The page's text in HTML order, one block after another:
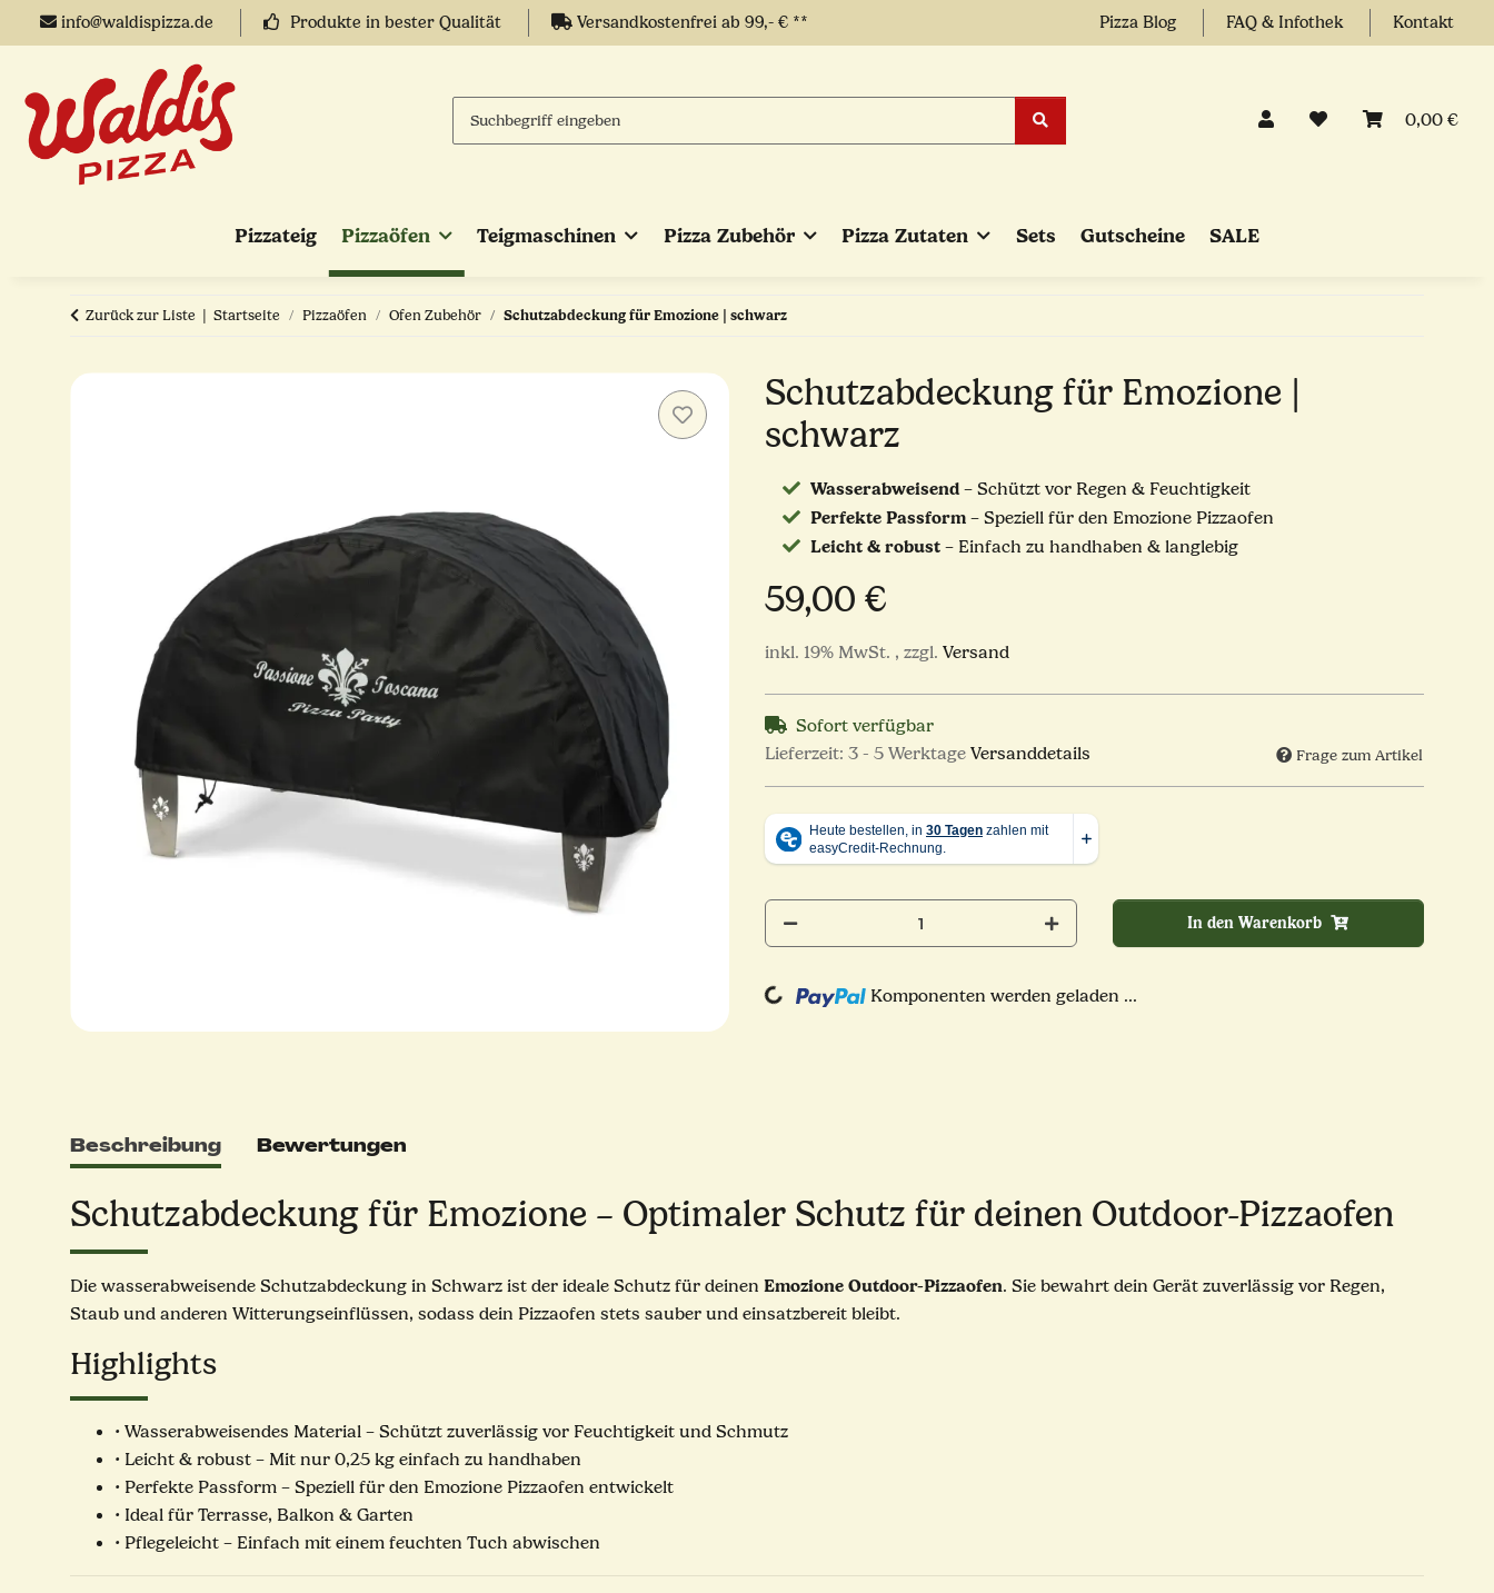
info@waldispizza.de Produkte in bester Qualität Versandkostenfrei ab 99,- € ** Pizza Blog FAQ & Infothek Kontakt
0,00 €
Pizzateig Pizzaöfen Teigmaschinen Pizza Zubehör Pizza Zutaten Sets Gutscheine SALE
Zurück zur Liste Startseite Pizzaöfen Ofen Zubehör Schutzabdeckung für Emozione | schwarz
Schutzabdeckung für Emozione |
schwarz
Wasserabweisend– Schützt vor Regen & Feuchtigkeit
Perfekte Passform– Speziell für den Emozione Pizzaofen
Leicht & robust– Einfach zu handhaben & langlebig
59,00 €
inkl. 19% MwSt. , zzgl. Versand
Sofort verfügbar
Lieferzeit: 3 - 5 Werktage Versanddetails Frage zum Artikel
In den Warenkorb
Loading... Komponenten werden geladen ...
Beschreibung Bewertungen
Schutzabdeckung für Emozione – Optimaler Schutz für deinen Outdoor-Pizzaofen
Die wasserabweisende Schutzabdeckung in Schwarz ist der ideale Schutz für deinen Emozione Outdoor-Pizzaofen. Sie bewahrt dein Gerät zuverlässig vor Regen,
Staub und anderen Witterungseinflüssen, sodass dein Pizzaofen stets sauber und einsatzbereit bleibt.
Highlights
• Wasserabweisendes Material – Schützt zuverlässig vor Feuchtigkeit und Schmutz
• Leicht & robust – Mit nur 0,25 kg einfach zu handhaben
• Perfekte Passform – Speziell für den Emozione Pizzaofen entwickelt
• Ideal für Terrasse, Balkon & Garten
• Pflegeleicht – Einfach mit einem feuchten Tuch abwischen